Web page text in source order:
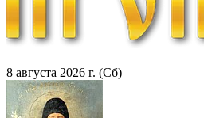
8 августа 2026 г. (Сб)